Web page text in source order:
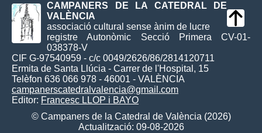
CAMPANERS DE LA CATEDRAL DE
VALÈNCIA
associació cultural sense ànim de lucre
registre Autonòmic Secció Primera CV-01-
038378-V
CIF G-97540959 - c/c 0049/2626/86/2814120711
Ermita de Santa Llúcia - Carrer de l'Hospital, 15
Telèfon 636 066 978 - 46001 - VALÈNCIA
campanerscatedralvalencia@gmail.com
Editor: Francesc LLOP i BAYO
© Campaners de la Catedral de València (2026)
Actualització: 09-08-2026